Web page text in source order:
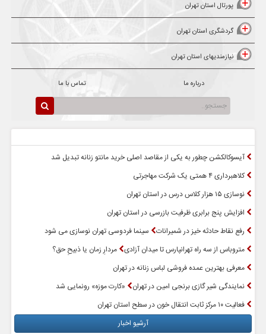
پورتال استان تهران
گردشگری استان تهران
نیازمندیهای استان تهران
درباره ما تماس با ما
آیسوکالکشن چطور به یکی از مقاصد اصلی خرید مانتو زنانه تبدیل شد
کلاهبرداری ۴ همتی یک شرکت مهاجرتی
نوسازی ۱۵ هزار کلاس درس در استان تهران
افزایش پنج برابری ظرفیت بازرسی در استان تهران
رفع نقاط حادثه خیز در شمیرانات
سینما فردوسی تهران نوسازی می شود
متروباس از سه راه تهرانپارس تا میدان آزادی مردارِ زمان یا ذبیحِ حق؟
معرفی بهترین عمده فروشی لباس زنانه در تهران
نمایندگی شیر گازی برنجی امین در تهران
«کارت موزه» رونمایی شد
فعالیت ۱۰ مرکز ثابت انتقال خون در سطح استان تهران
آرشیو اخبار